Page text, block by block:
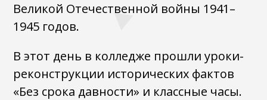
Великой Отечественной войны 1941–
1945 годов.
В этот день в колледже прошли уроки-
реконструкции исторических фактов
«Без срока давности» и классные часы.